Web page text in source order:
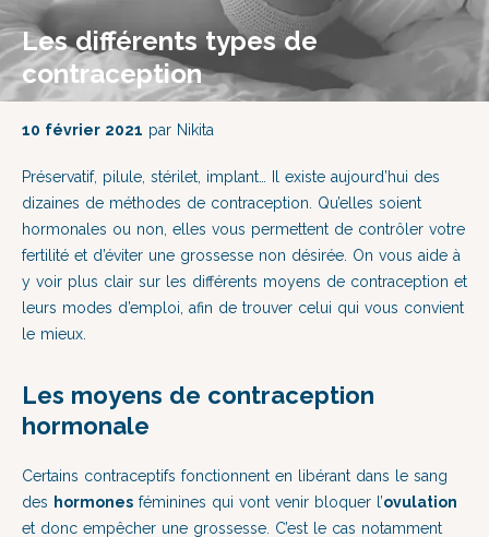
Les différents types de
contraception
10 février 2021 par Nikita
Préservatif, pilule, stérilet, implant… Il existe aujourd’hui des
dizaines de méthodes de contraception. Qu’elles soient
hormonales ou non, elles vous permettent de contrôler votre
fertilité et d’éviter une grossesse non désirée. On vous aide à
y voir plus clair sur les différents moyens de contraception et
leurs modes d’emploi, afin de trouver celui qui vous convient
le mieux.
Les moyens de contraception
hormonale
Certains contraceptifs fonctionnent en libérant dans le sang
des hormones féminines qui vont venir bloquer l’ovulation
et donc empêcher une grossesse. C’est le cas notamment